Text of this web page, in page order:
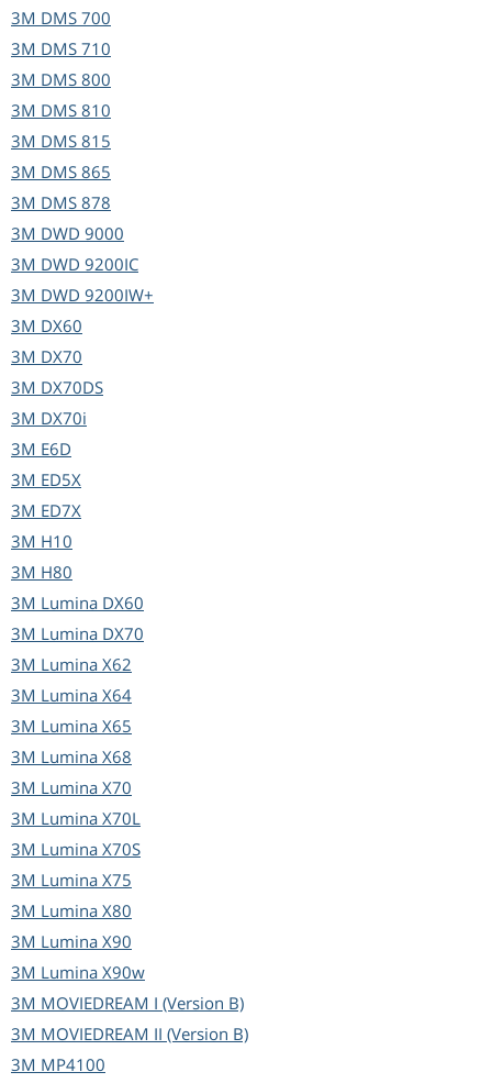
3M DMS 700
3M DMS 710
3M DMS 800
3M DMS 810
3M DMS 815
3M DMS 865
3M DMS 878
3M DWD 9000
3M DWD 9200IC
3M DWD 9200IW+
3M DX60
3M DX70
3M DX70DS
3M DX70i
3M E6D
3M ED5X
3M ED7X
3M H10
3M H80
3M Lumina DX60
3M Lumina DX70
3M Lumina X62
3M Lumina X64
3M Lumina X65
3M Lumina X68
3M Lumina X70
3M Lumina X70L
3M Lumina X70S
3M Lumina X75
3M Lumina X80
3M Lumina X90
3M Lumina X90w
3M MOVIEDREAM I (Version B)
3M MOVIEDREAM II (Version B)
3M MP4100